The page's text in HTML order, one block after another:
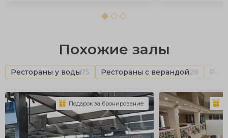
Похожие залы
Рестораны у воды75 Рестораны с верандой28
Подарок за бронирование